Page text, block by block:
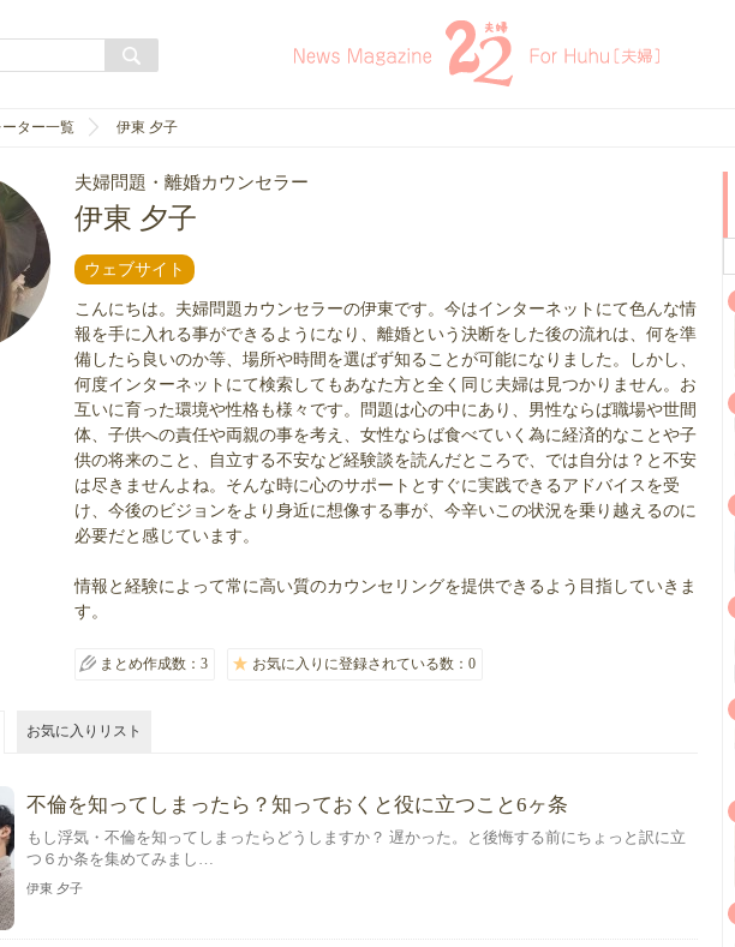
ター一覧 伊東 夕子
夫婦問題・離婚カウンセラー
伊東 夕子
ウェブサイト
こんにちは。夫婦問題カウンセラーの伊東です。今はインターネットにて色んな情
報を手に入れる事ができるようになり、離婚という決断をした後の流れは、何を準
備したら良いのか等、場所や時間を選ばず知ることが可能になりました。しかし、
何度インターネットにて検索してもあなた方と全く同じ夫婦は見つかりません。お
互いに育った環境や性格も様々です。問題は心の中にあり、男性ならば職場や世間
体、子供への責任や両親の事を考え、女性ならば食べていく為に経済的なことや子
供の将来のこと、自立する不安など経験談を読んだところで、では自分は？と不安
は尽きませんよね。そんな時に心のサポートとすぐに実践できるアドバイスを受
け、今後のビジョンをより身近に想像する事が、今辛いこの状況を乗り越えるのに
必要だと感じています。
情報と経験によって常に高い質のカウンセリングを提供できるよう目指していきま
す。
まとめ作成数：3 お気に入りに登録されている数：0
お気に入りリスト
不倫を知ってしまったら？知っておくと役に立つこと6ヶ条
もし浮気・不倫を知ってしまったらどうしますか？ 遅かった。と後悔する前にちょっと訳に立
つ６か条を集めてみまし…
伊東 夕子